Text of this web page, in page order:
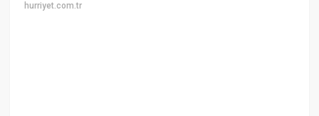
hurriyet.com.tr